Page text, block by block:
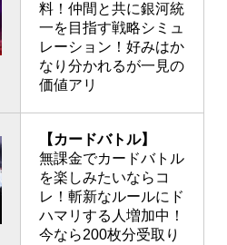
料！仲間と共に銀河統
一を目指す戦略シミュ
レーション！好みはか
なり分かれるが一見の
価値アリ
【カードバトル】
無課金でカードバトル
を楽しみたいならコ
レ！斬新なルールにド
ハマリする人増加中！
今なら200枚分受取り